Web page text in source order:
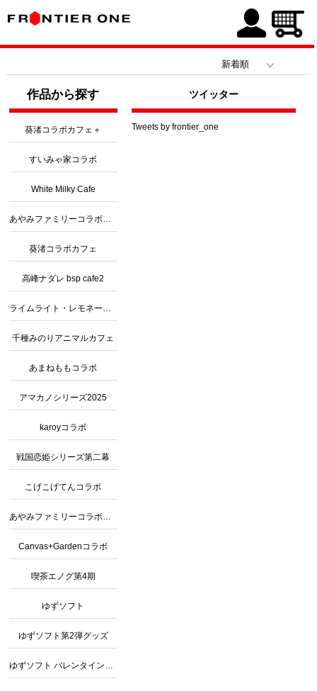
作品から探す
葵渚コラボカフェ＋
すいみゃ家コラボ
White Milky Cafe
葵渚コラボカフェ
高峰ナダレ bsp cafe2
千種みのりアニマルカフェ
あまねももコラボ
アマカノシリーズ2025
karoyコラボ
戦国恋姫シリーズ第二幕
こげこげてんコラボ
Canvas+Gardenコラボ
喫茶エノグ第4期
ゆずソフト
ゆずソフト第2弾グッズ
ツイッター
Tweets by frontier_one